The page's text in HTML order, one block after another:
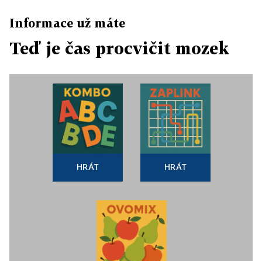
Informace už máte
Teď je čas procvičit mozek
HRÁT HRÁT